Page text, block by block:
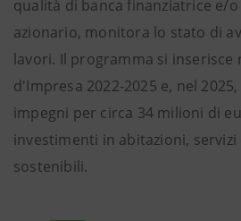
qualità di banca finanziatrice e/
azionario, monitora lo stato di
lavori. Il programma si inserisce
d'Impresa 2022-2025 e, nel
impegni per circa 34 milioni di
investimenti in abitazioni,
sostenibili.